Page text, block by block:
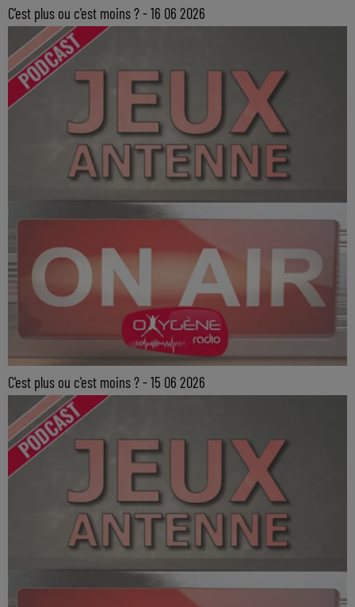
C'est plus ou c'est moins ? - 16 06 2026
C'est plus ou c'est moins ? - 15 06 2026